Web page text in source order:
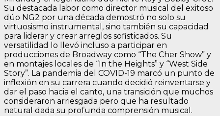
Su destacada labor como director musical del exitoso
dúo NG2 por una década demostró no solo su
virtuosismo instrumental, sino también su capacidad
para liderar y crear arreglos sofisticados. Su
versatilidad lo llevó incluso a participar en
producciones de Broadway como “The Cher Show” y
en montajes locales de “In the Heights” y “West Side
Story”. La pandemia del COVID-19 marcó un punto de
inflexión en su carrera cuando decidió reinventarse y
dar el paso hacia el canto, una transición que muchos
consideraron arriesgada pero que ha resultado
natural dada su profunda comprensión musical.